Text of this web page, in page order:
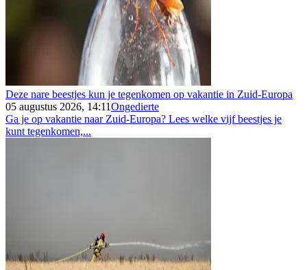
Deze nare beestjes kun je tegenkomen op vakantie in Zuid-Europa
05 augustus 2026, 14:11Ongedierte
Ga je op vakantie naar Zuid-Europa? Lees welke vijf beestjes je
kunt tegenkomen,...